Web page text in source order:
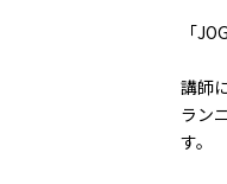
「
講師
ラン
す。